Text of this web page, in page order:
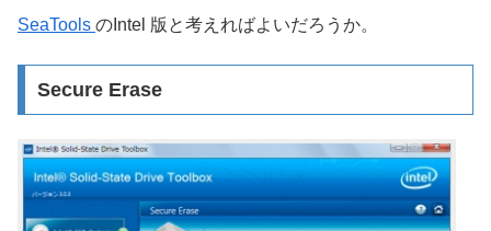
SeaTools のIntel 版と考えればよいだろうか。
Secure Erase